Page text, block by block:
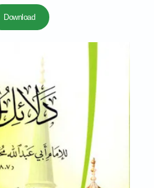
Download